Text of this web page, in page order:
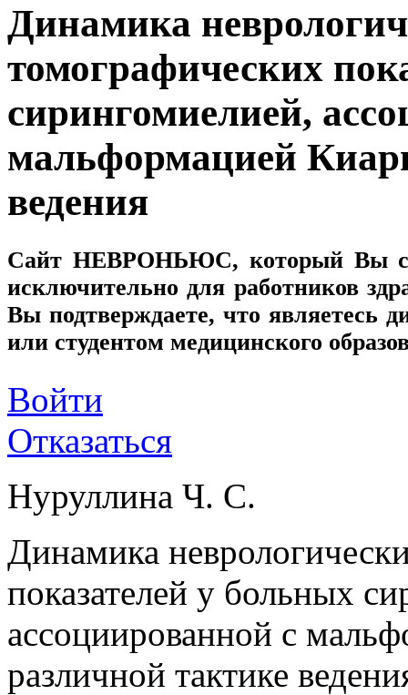
Динамика
томографических
сирингомиелией,
мальформацией
ведения
Сайт НЕВРОНЬЮС, который Вы
исключительно для работников
Вы подтверждаете, что являетесь
или студентом медицинского
Войти
Отказаться
Нуруллина Ч. С.
Динамика
показателей у больных
ассоциированной с
различной тактике